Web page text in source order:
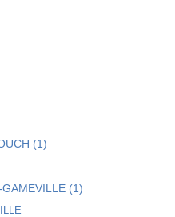
(1)
(1)